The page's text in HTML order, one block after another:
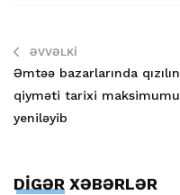
ƏVVƏLKI
Əmtəə bazarlarında qızılın
qiyməti tarixi maksimumu
yeniləyib
DİGƏR XƏBƏRLƏR